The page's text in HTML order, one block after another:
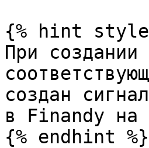
{% hint
При создании
создан
в Finandy на
{% endhint %}